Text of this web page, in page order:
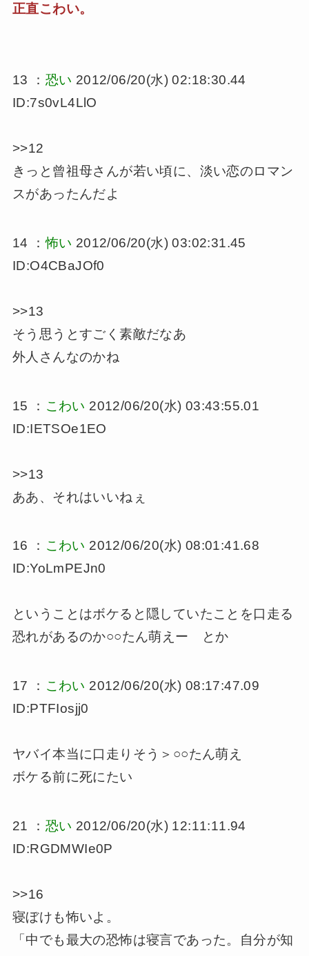
正直こわい。
13 ： 恐い 2012/06/20(水) 02:18:30.44
ID:7s0vL4LlO
>>12
きっと曾祖母さんが若い頃に、淡い恋のロマン
スがあったんだよ
14 ：怖い 2012/06/20(水) 03:02:31.45
ID:O4CBaJOf0
>>13
そう思うとすごく素敵だなあ
外人さんなのかね
15 ： こわい 2012/06/20(水) 03:43:55.01
ID:IETSOe1EO
>>13
ああ、それはいいねぇ
16 ： こわい 2012/06/20(水) 08:01:41.68
ID:YoLmPEJn0
ということはボケると隠していたことを口走る
恐れがあるのか○○たん萌えー とか
17 ： こわい 2012/06/20(水) 08:17:47.09
ID:PTFIosjj0
ヤバイ本当に口走りそう＞○○たん萌え
ボケる前に死にたい
21 ： 恐い 2012/06/20(水) 12:11:11.94
ID:RGDMWIe0P
>>16
寝ぼけも怖いよ。
「中でも最大の恐怖は寝言であった。自分が知